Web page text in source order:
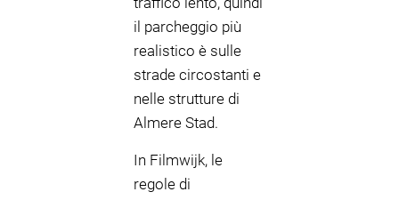
il parcheggio più
realistico è sulle
strade circostanti e
nelle strutture di
Almere Stad.
In Filmwijk, le
regole di